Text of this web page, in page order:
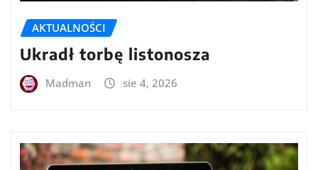
AKTUALNOŚCI
Ukradł torbę listonosza
Madman sie 4, 2026